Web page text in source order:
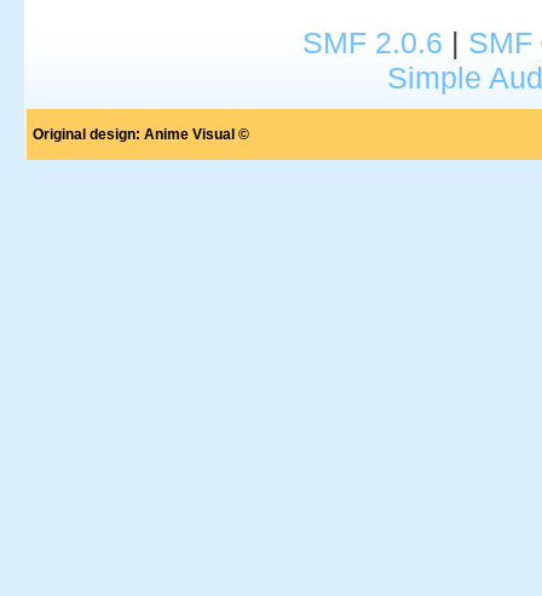
SMF 2.0.6 | SMF
Simple
Original design: Anime Visual ©